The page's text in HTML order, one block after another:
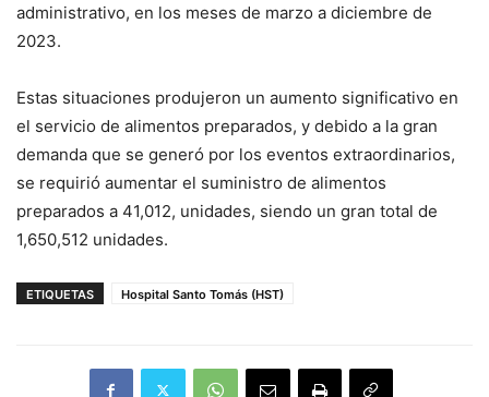
administrativo, en los meses de marzo a diciembre de
2023.
Estas situaciones produjeron un aumento significativo en
el servicio de alimentos preparados, y debido a la gran
demanda que se generó por los eventos extraordinarios,
se requirió aumentar el suministro de alimentos
preparados a 41,012, unidades, siendo un gran total de
1,650,512 unidades.
ETIQUETAS Hospital Santo Tomás (HST)